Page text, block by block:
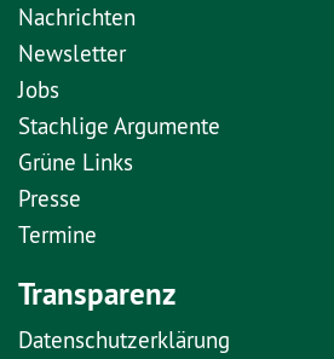
Nachrichten
Newsletter
Jobs
Stachlige Argumente
Grüne Links
Presse
Termine
Transparenz
Datenschutzerklärung